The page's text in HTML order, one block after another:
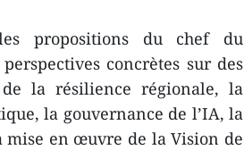
les propositions du chef du
concrètes sur des
la résilience régionale, la
la gouvernance de l’IA, la
en œuvre de la Vision de